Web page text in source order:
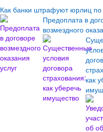
Как банки штрафуют юрлиц
Предоплата в
возмездного
как